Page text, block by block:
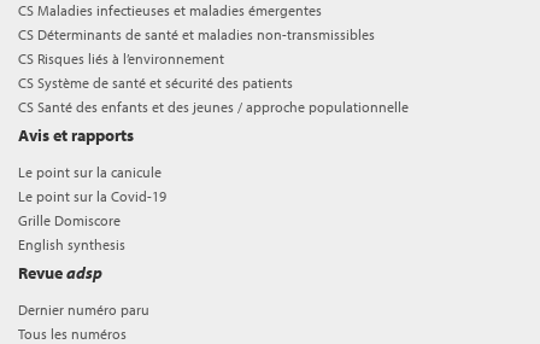
CS Maladies infectieuses et maladies émergentes
CS Déterminants de santé et maladies non-transmissibles
CS Risques liés à l’environnement
CS Système de santé et sécurité des patients
CS Santé des enfants et des jeunes / approche populationnelle
Avis et rapports
Le point sur la canicule
Le point sur la Covid-19
Grille Domiscore
English synthesis
Revueadsp
Dernier numéro paru
Tous les numéros